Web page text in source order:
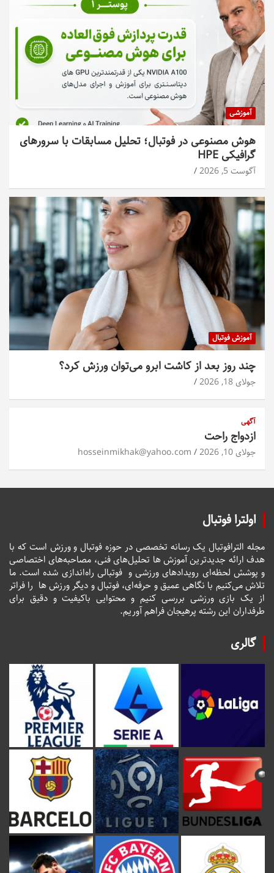
آموزشی
هوش مصنوعی در فوتبال؛ تحلیل مسابقات با سرورهای
گرافیکی HPE
آگوست 5, 2026
آموزش فوتبال
چند روز بعد از کاشت ابرو می‌توان ورزش کرد؟
جولای 18, 2026
آگهی
ازدواج راحت
جولای 10, 2026 hosseinmikhak@yahoo.com
اولترا فوتبال
مجله الترافوتبال یک رسانه تخصصی در حوزه فوتبال و ورزش است که با
هدف ارائه جدیدترین آموزش ها تحلیل‌های فنی، مصاحبه‌های اختصاصی
و پوشش لحظه‌ای رویدادهای ورزشی و فوتبالی راه‌اندازی شده است. ما
تلاش می‌کنیم با نگاهی عمیق و حرفه‌ای، فوتبال و دیگر ورزش ها را فراتر
از یک بازی ورزشی بررسی کنیم و محتوایی باکیفیت و دقیق برای
طرفداران این رشته پرهیجان فراهم آوریم.
گالری